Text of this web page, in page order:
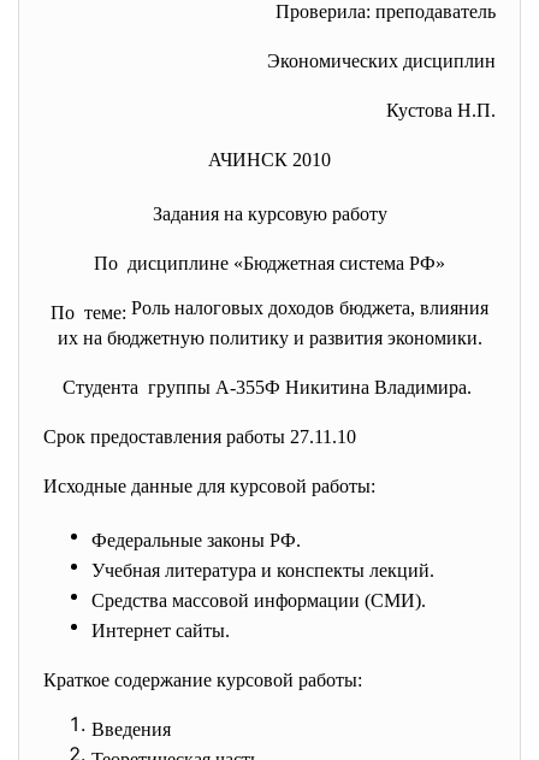
Проверила: преподаватель
Экономических дисциплин
Кустова Н.П.
АЧИНСК 2010
Задания на курсовую работу
По дисциплине «Бюджетная система РФ»
По теме: Роль налоговых доходов бюджета, влияния
их на бюджетную политику и развития экономики.
Студента группы А-355Ф Никитина Владимира.
Срок предоставления работы 27.11.10
Исходные данные для курсовой работы:
Федеральные законы РФ.
Учебная литература и конспекты лекций.
Средства массовой информации (СМИ).
Интернет сайты.
Краткое содержание курсовой работы:
Введения